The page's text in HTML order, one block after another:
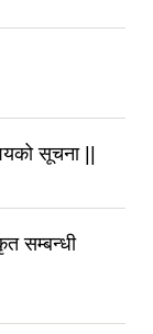
सूचना ||
सम्बन्धी